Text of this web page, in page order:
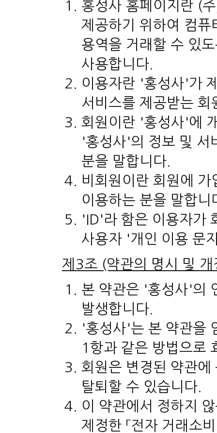
홍성사 홈페이지란 (
제공하기 위하여 컴퓨
용역을 거래할 수 있
사용합니다.
이용자란 '홍성사'가
서비스를 제공받는
회원이란 '홍성사'에
'홍성사'의 정보 및 서
분을 말합니다.
비회원이란 회원에
이용하는 분을 말합
'ID'라 함은 이용자가
사용자 '개인 이용 문
제3조 (약관의 명시 및 개
본 약관은 '홍성사'의
발생합니다.
'홍성사'는 본 약관을
1항과 같은 방법으로
회원은 변경된 약관에
탈퇴할 수 있습니다.
이 약관에서 정하지
제정한 「전자 거래소